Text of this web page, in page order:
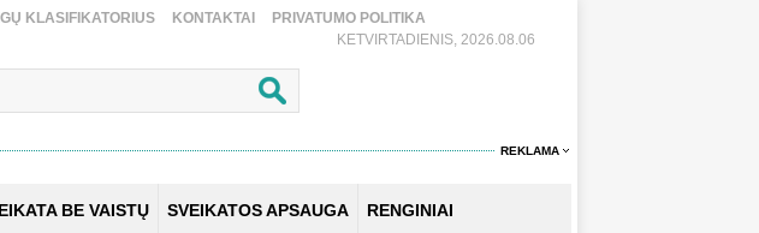
KLASIFIKATORIUS KONTAKTAI
PRIVATUMO POLITIKA
KETVIRTADIENIS, 2026.08.06
REKLAMA
BE VAISTŲ SVEIKATOS APSAUGA RENGINIAI